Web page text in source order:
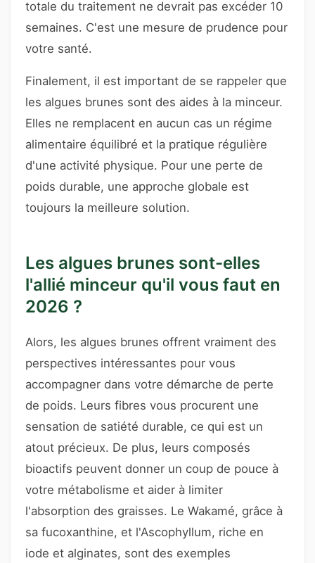
totale du traitement ne devrait pas excéder 10
semaines. C'est une mesure de prudence pour
votre santé.
Finalement, il est important de se rappeler que
les algues brunes sont des aides à la minceur.
Elles ne remplacent en aucun cas un régime
alimentaire équilibré et la pratique régulière
d'une activité physique. Pour une perte de
poids durable, une approche globale est
toujours la meilleure solution.
Les algues brunes sont-elles
l'allié minceur qu'il vous faut en
2026 ?
Alors, les algues brunes offrent vraiment des
perspectives intéressantes pour vous
accompagner dans votre démarche de perte
de poids. Leurs fibres vous procurent une
sensation de satiété durable, ce qui est un
atout précieux. De plus, leurs composés
bioactifs peuvent donner un coup de pouce à
votre métabolisme et aider à limiter
l'absorption des graisses. Le Wakamé, grâce à
sa fucoxanthine, et l'Ascophyllum, riche en
iode et alginates, sont des exemples